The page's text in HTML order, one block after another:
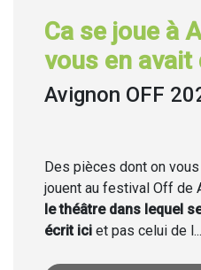
Ca se joue à
vous en avait
Avignon OFF
Des pièces dont on
jouent au festival Off de
le théâtre dans lequel
écrit ici et pas celui de l...